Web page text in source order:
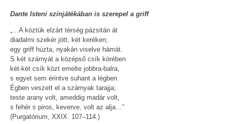
Dante Isteni színjátékában is szerepel a griff
„…A köztük elzárt térség pázsitán át
diadalmi szekér jött, két keréken;
egy griff húzta, nyakán viselve hámát.
S két szárnyát a középső csík körében
két-két csík közt emelte jobbra-balra,
s egyet sem érintve suhant a légben.
Égben veszett el a szárnyak tarajja;
teste arany volt, ameddig madár volt,
s fehér s piros, keverve, volt az alja…”
(Purgatórium, XXIX. 107–114.)